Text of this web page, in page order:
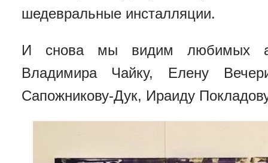
шедевральные инсталляции.
И снова мы видим любимых
Владимира Чайку, Елену
Сапожникову-Дук, Ираиду